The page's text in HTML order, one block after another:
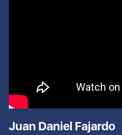
Juan Daniel Fajardo